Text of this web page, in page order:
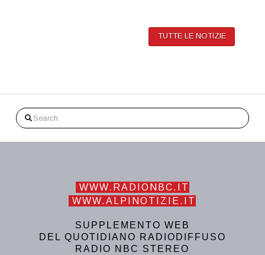
TUTTE LE NOTIZIE
Search
WWW.RADIONBC.IT
WWW.ALPINOTIZIE.IT
SUPPLEMENTO WEB
DEL QUOTIDIANO RADIODIFFUSO
RADIO NBC STEREO